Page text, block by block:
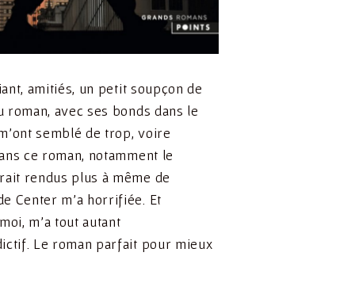
amitiés, un petit soupçon de
avec ses bonds dans le
semblé de trop, voire
ce roman, notamment le
rendus plus à même de
Center m’a horrifiée. Et
m’a tout autant
Le roman parfait pour mieux